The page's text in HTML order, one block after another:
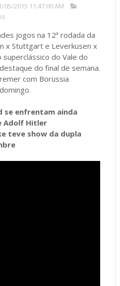
05/2015 11:47:00 AM
jogos na 12ª rodada da
x Stuttgart e Leverkusen x
do Vale do
do final de semana.
com Borussia
se enfrentam ainda
Adolf Hitler
teve show da dupla